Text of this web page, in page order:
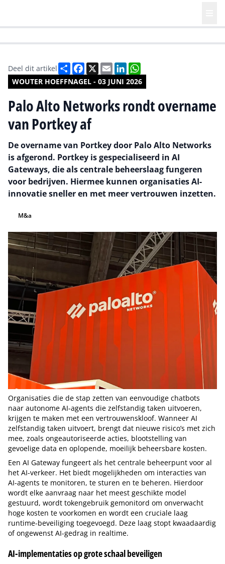
WOUTER HOEFFNAGEL - 03 JUNI 2026
Deel dit artikel DeelFacebook
X EmailLinkedIn
Palo Alto Networks rondt overname
van Portkey af
De overname van Portkey door Palo Alto Networks
is afgerond. Portkey is gespecialiseerd in AI
Gateways, die als centrale beheerslaag fungeren
voor bedrijven. Hiermee kunnen organisaties AI-
innovatie sneller en met meer vertrouwen inzetten.
M&a
Organisaties die de stap zetten van eenvoudige chatbots
naar autonome AI-agents die zelfstandig taken uitvoeren,
krijgen te maken met een vertrouwenskloof. Wanneer AI
zelfstandig taken uitvoert, brengt dat nieuwe risico’s met zich
mee, zoals ongeautoriseerde acties, blootstelling van
gevoelige data en oplopende, moeilijk beheersbare kosten.
Een AI Gateway fungeert als het centrale beheerpunt voor al
het AI-verkeer. Het biedt mogelijkheden om interacties van
AI-agents te monitoren, te sturen en te beheren. Hierdoor
wordt elke aanvraag naar het meest geschikte model
gestuurd, wordt tokengebruik gemonitord om onverwacht
hoge kosten te voorkomen en wordt een cruciale laag
runtime-beveiliging toegevoegd. Deze laag stopt kwaadaardig
of ongewenst AI-gedrag in realtime.
AI-implementaties op grote schaal beveiligen